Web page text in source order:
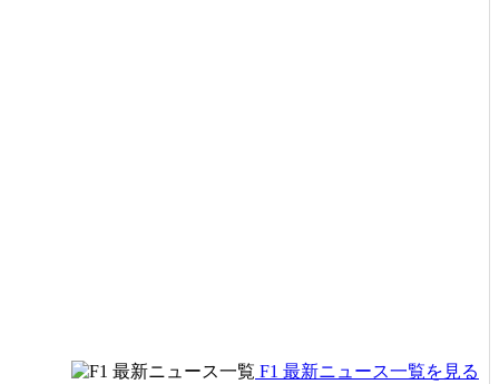
F1 最新ニュース一覧を見る